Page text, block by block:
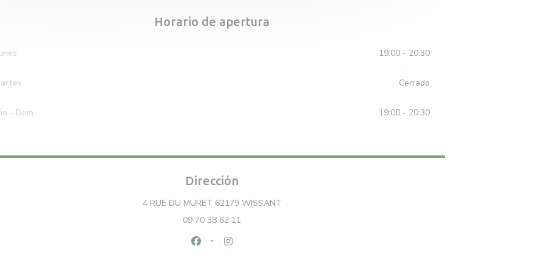
Horario de apertura
19:00 - 20:30
Cerrado
- Dom 19:00 - 20:30
Dirección
4 RUE DU MURET 62179 WISSANT((abre en una nueva ventana))
09 70 38 62 11
Facebook ((abre en una nueva ventana))
Instagram ((abre en una nueva ventana))